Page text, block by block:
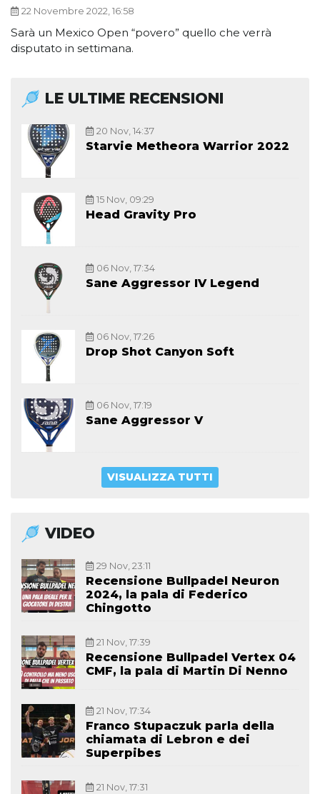
22 Novembre 2022, 16:58
Sarà un Mexico Open “povero” quello che verrà
disputato in settimana.
LE ULTIME RECENSIONI
20 Nov, 14:37
Starvie Metheora Warrior 2022
15 Nov, 09:29
Head Gravity Pro
06 Nov, 17:34
Sane Aggressor IV Legend
06 Nov, 17:26
Drop Shot Canyon Soft
06 Nov, 17:19
Sane Aggressor V
VISUALIZZA TUTTI
VIDEO
29 Nov, 23:11
Recensione Bullpadel Neuron
2024, la pala di Federico
Chingotto
21 Nov, 17:39
Recensione Bullpadel Vertex 04
CMF, la pala di Martin Di Nenno
21 Nov, 17:34
Franco Stupaczuk parla della
chiamata di Lebron e dei
Superpibes
21 Nov, 17:31